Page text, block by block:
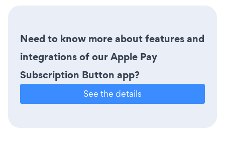
Need to know more about features and
integrations of our Apple Pay
Subscription Button app?
See the details